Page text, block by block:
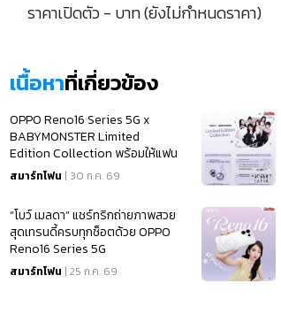
ราคาเปิดตัว - บาท (ยังไม่กำหนดราคา)
เนื้อหาที่เกี่ยวข้อง
OPPO Reno16 Series 5G x
BABYMONSTER Limited
Edition Collection พร้อมให้แฟน
ๆ เป็นเจ้าของแล้ว
สมาร์ทโฟน | 30 ก.ค. 69
“โบว์ เมลดา” แชร์ทริกถ่ายภาพสวย
สุดเทรนดี้ครบทุกช็อตด้วย OPPO
Reno16 Series 5G
สมาร์ทโฟน | 25 ก.ค. 69